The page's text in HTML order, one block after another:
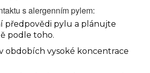
s alergenním pylem:
předpovědi pylu a plánujte
podle toho.
obdobích vysoké koncentrace